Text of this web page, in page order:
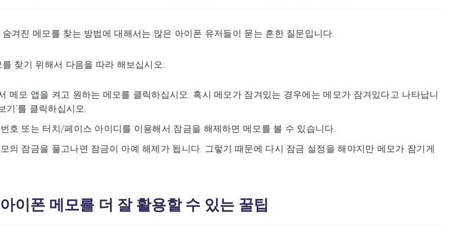
겨진 메모를 찾는 방법에 대해서는 많은 아이폰 유저들이 묻는 흔한 질문입니다.
찾기 위해서 다음을 따라 해보십시오:
메모 앱을 켜고 원하는 메모를 클릭하십시오. 혹시 메모가 잠겨있는 경우에는 메모가 잠겨있다고 나타납니
기’를 클릭하십시오.
호 또는 터치/페이스 아이디를 이용해서 잠금을 해제하면 메모를 볼 수 있습니다.
의 잠금을 풀고나면 잠금이 아예 해제가 됩니다. 그렇기 때문에 다시 잠금 설정을 해야지만 메모가 잠기게
이폰 메모를 더 잘 활용할 수 있는 꿀팁